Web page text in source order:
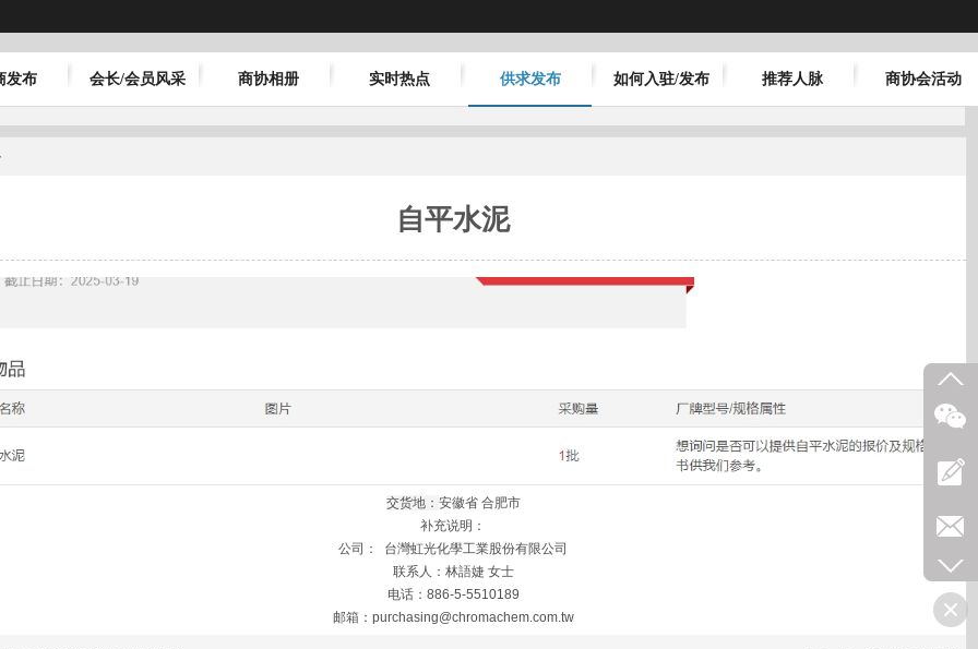
发布 会长/会员风采 商协相册 实时热点 供求发布 如何入驻/发布 推荐人脉 商协会活动
自平水泥
交货地： 安徽省 合肥市
补充说明：
公司： 台灣虹光化學工業股份有限公司
联系人：林語婕 女士
电话：886-5-5510189
邮箱：purchasing@chromachem.com.tw